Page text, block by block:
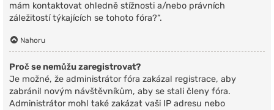
mám kontaktovat ohledně stížnosti a/nebo právních
záležitostí týkajících se tohoto fóra?“.
Nahoru
Proč se nemůžu zaregistrovat?
Je možné, že administrátor fóra zakázal registrace, aby
zabránil novým návštěvníkům, aby se stali členy fóra.
Administrátor mohl také zakázat vaši IP adresu nebo